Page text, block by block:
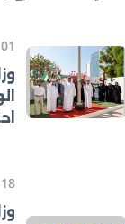
01 نوفمبر 2024
18 أكتوبر 2024